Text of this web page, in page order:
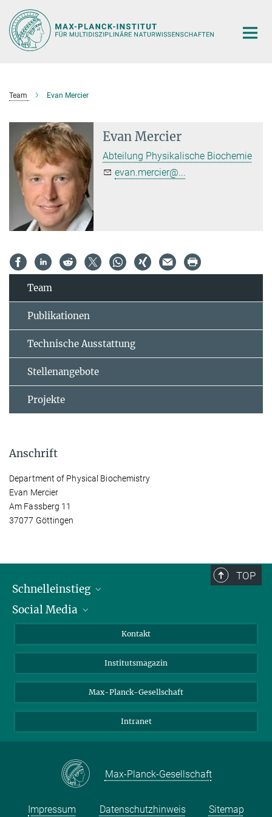
Hauptinhalt
Team Evan Mercier
Evan Mercier
Abteilung Physikalische Biochemie
evan.mercier@...
Team
Publikationen
Technische Ausstattung
Stellenangebote
Projekte
Anschrift
Department of Physical Biochemistry
Evan Mercier
Am Fassberg 11
37077 Göttingen
TOP
Schnelleinstieg
Alumni
Schulen
Studierende
Social Media
Facebook
YouTube
Kontakt
Institutsmagazin
Max-Planck-Gesellschaft
Intranet
Max-Planck-Gesellschaft
Impressum Datenschutzhinweis Sitemap